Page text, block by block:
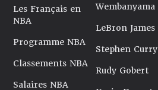
Les Français en
NBA
Programme NBA
Classements NBA
Salaires NBA
Wembanyama
LeBron James
Stephen Curry
Rudy Gobert